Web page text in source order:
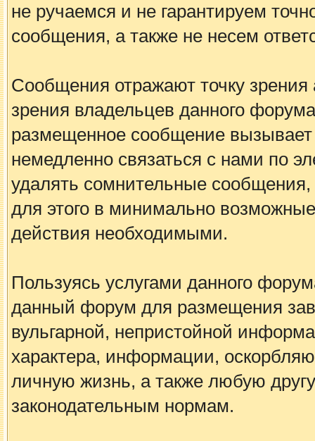
не ручаемся и не гарантируем
сообщения, а также не несем
Сообщения отражают точку зрения
зрения владельцев данного
размещенное сообщение вызывает
немедленно связаться с нами по
удалять сомнительные
для этого в минимально
действия необходимыми.
Пользуясь услугами данного
данный форум для размещения
вульгарной, непристойной
характера, информации,
личную жизнь, а также любую
законодательным нормам.